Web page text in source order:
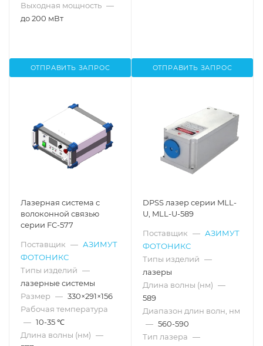
Выходная мощность —
до 200 мВт
ОТПРАВИТЬ ЗАПРОС ОТПРАВИТЬ ЗАПРОС
Лазерная система с
волоконной связью
серии FC-577
Поставщик — АЗИМУТ
ФОТОНИКС
Типы изделий —
лазерные системы
Размер — 330×291×156
Рабочая температура
— 10-35 ℃
Длина волны (нм) —
DPSS лазер серии MLL-
U, MLL-U-589
Поставщик — АЗИМУТ
ФОТОНИКС
Типы изделий —
лазеры
Длина волны (нм) —
589
Диапазон длин волн, нм
— 560-590
Тип лазера —